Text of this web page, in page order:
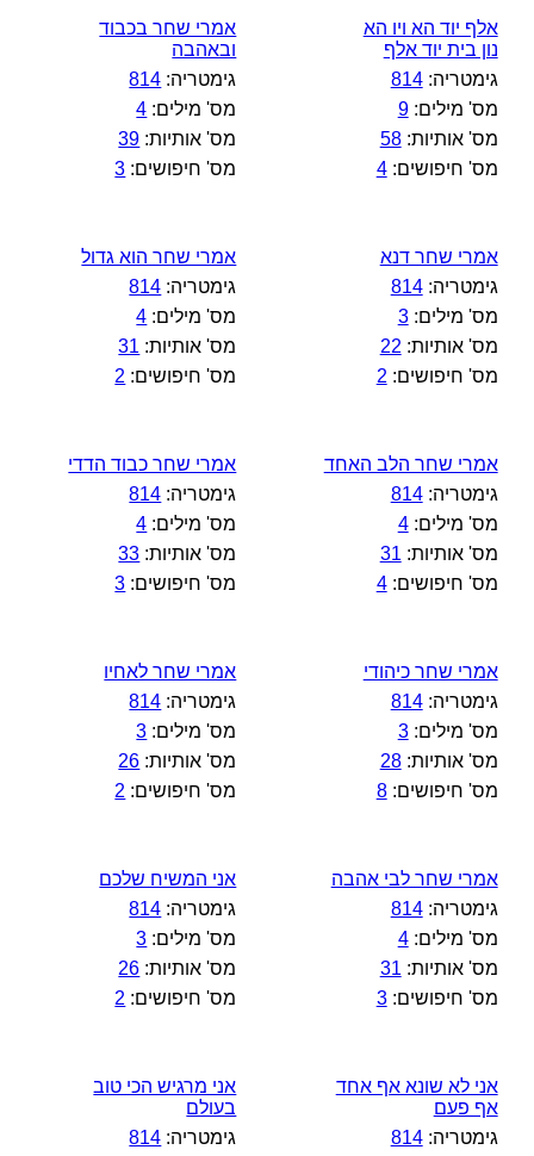
אלף יוד הא ויו הא
נון בית יוד אלף
גימטריה:814
מס' מילים:9
מס' אותיות:58
מס' חיפושים:4
אמרי שחר בכבוד
ובאהבה
גימטריה: 814
מס' מילים: 4
מס' אותיות: 39
מס' חיפושים: 3
אמרי שחר דנא
גימטריה:814
מס' מילים:3
מס' אותיות: 22
מס' חיפושים: 2
אמרי שחר הוא גדול
גימטריה: 814
מס' מילים: 4
מס' אותיות: 31
מס' חיפושים: 2
אמרי שחר הלב האחד
גימטריה:814
מס' מילים:4
מס' אותיות: 31
מס' חיפושים:4
אמרי שחר כבוד הדדי
גימטריה: 814
מס' מילים: 4
מס' אותיות: 33
מס' חיפושים: 3
אמרי שחר כיהודי
גימטריה:814
מס' מילים:3
מס' אותיות:28
מס' חיפושים:8
אמרי שחר לאחיו
גימטריה: 814
מס' מילים: 3
מס' אותיות: 26
מס' חיפושים: 2
אמרי שחר לבי אהבה
גימטריה:814
מס' מילים:4
מס' אותיות: 31
מס' חיפושים:3
אני המשיח שלכם
גימטריה: 814
מס' מילים: 3
מס' אותיות: 26
מס' חיפושים: 2
אני לא שונא אף אחד
אף פעם
גימטריה:814
אני מרגיש הכי טוב
בעולם
גימטריה: 814